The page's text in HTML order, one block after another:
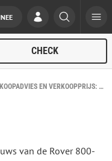
EXPERT KOOPADVIES EN VERKOOPPRIJS: ROVER 800-SERIE
van de Rover 800-